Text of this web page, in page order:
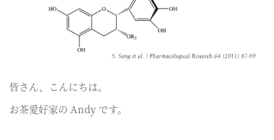
皆さん、こんにちは。
お茶愛好家の Andy です。